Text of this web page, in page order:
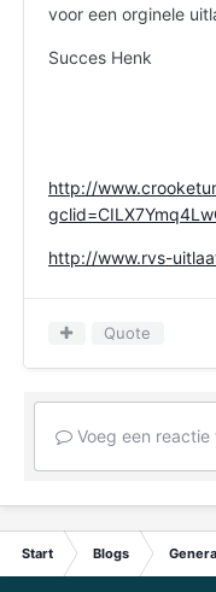
voor een orginele
Succes Henk
http://
http://www.rvs-
Quote
Voeg een reactie
Start Blogs